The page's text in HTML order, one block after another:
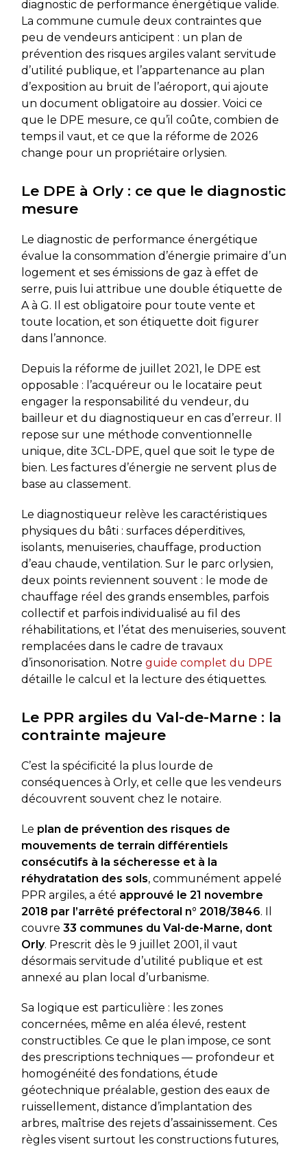
diagnostic de performance énergétique valide.
La commune cumule deux contraintes que
peu de vendeurs anticipent : un plan de
prévention des risques argiles valant servitude
d’utilité publique, et l’appartenance au plan
d’exposition au bruit de l’aéroport, qui ajoute
un document obligatoire au dossier. Voici ce
que le DPE mesure, ce qu’il coûte, combien de
temps il vaut, et ce que la réforme de 2026
change pour un propriétaire orlysien.
Le DPE à Orly : ce que le diagnostic
mesure
Le diagnostic de performance énergétique
évalue la consommation d’énergie primaire d’un
logement et ses émissions de gaz à effet de
serre, puis lui attribue une double étiquette de
A à G. Il est obligatoire pour toute vente et
toute location, et son étiquette doit figurer
dans l’annonce.
Depuis la réforme de juillet 2021, le DPE est
opposable : l’acquéreur ou le locataire peut
engager la responsabilité du vendeur, du
bailleur et du diagnostiqueur en cas d’erreur. Il
repose sur une méthode conventionnelle
unique, dite 3CL-DPE, quel que soit le type de
bien. Les factures d’énergie ne servent plus de
base au classement.
Le diagnostiqueur relève les caractéristiques
physiques du bâti : surfaces déperditives,
isolants, menuiseries, chauffage, production
d’eau chaude, ventilation. Sur le parc orlysien,
deux points reviennent souvent : le mode de
chauffage réel des grands ensembles, parfois
collectif et parfois individualisé au fil des
réhabilitations, et l’état des menuiseries, souvent
remplacées dans le cadre de travaux
d’insonorisation. Notre guide complet du DPE
détaille le calcul et la lecture des étiquettes.
Le PPR argiles du Val-de-Marne : la
contrainte majeure
C’est la spécificité la plus lourde de
conséquences à Orly, et celle que les vendeurs
découvrent souvent chez le notaire.
Le plan de prévention des risques de
mouvements de terrain différentiels
consécutifs à la sécheresse et à la
réhydratation des sols, communément appelé
PPR argiles, a été approuvé le 21 novembre
2018 par l’arrêté préfectoral n° 2018/3846. Il
couvre 33 communes du Val-de-Marne, dont
Orly. Prescrit dès le 9 juillet 2001, il vaut
désormais servitude d’utilité publique et est
annexé au plan local d’urbanisme.
Sa logique est particulière : les zones
concernées, même en aléa élevé, restent
constructibles. Ce que le plan impose, ce sont
des prescriptions techniques — profondeur et
homogénéité des fondations, étude
géotechnique préalable, gestion des eaux de
ruissellement, distance d’implantation des
arbres, maîtrise des rejets d’assainissement. Ces
règles visent surtout les constructions futures,